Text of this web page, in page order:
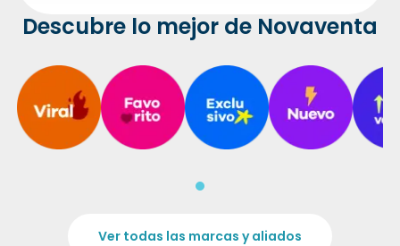
Descubre lo mejor de Novaventa
Ver todas las marcas y aliados